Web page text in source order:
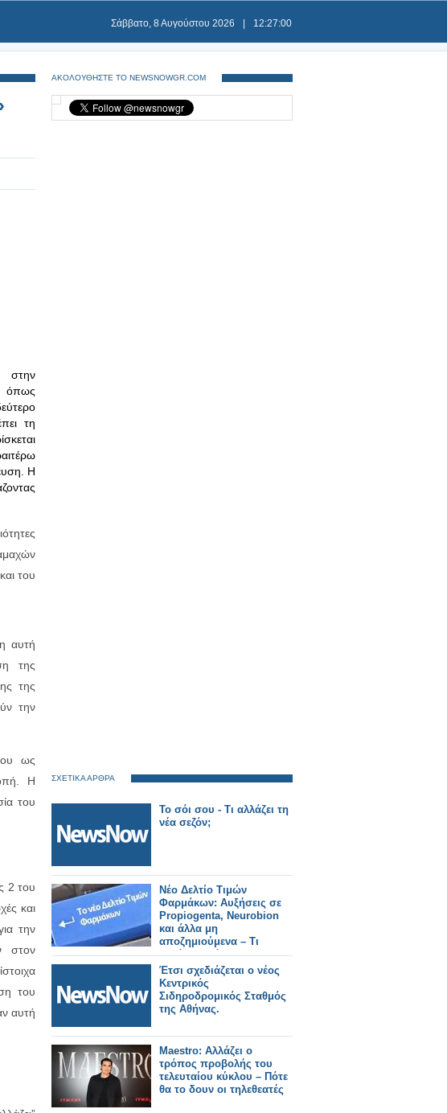
Σάββατο, 8 Αυγούστου 2026 12:27:01
στην
όπως
τη
Η
του
αυτή
της
της
την
ως
Η
του
2 του
και
την
στον
του
αυτή
ΑΚΟΛΟΥΘΗΣΤΕ ΤΟ NEWSNOWGR.COM
ΣΧΕΤΙΚΑ ΑΡΘΡΑ
Το σόι σου - Τι αλλάζει τη
νέα σεζόν;
Νέο Δελτίο Τιμών
Φαρμάκων: Αυξήσεις σε
Propiogenta, Neurobion
και άλλα μη
αποζημιούμενα – Τι
αλλάζει από 31/7/2026
Έτσι σχεδιάζεται ο νέος
Κεντρικός
Σιδηροδρομικός Σταθμός
της Αθήνας.
Maestro: Αλλάζει ο
τρόπος προβολής του
τελευταίου κύκλου – Πότε
θα το δουν οι τηλεθεατές